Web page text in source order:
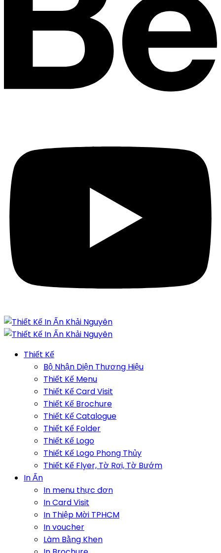
Thiết Kế
Bộ Nhận Diện Thương Hiệu
Thiết Kế Menu
Thiết Kế Card Visit
Thiết Kế Brochure
Thiết Kế Catalogue
Thiết Kế Folder
Thiết Kế Logo
Thiết Kế Logo Phong Thủy
Thiết Kế Flyer, Tờ Rơi, Tờ Bướm
In Ấn
In menu thực đơn
In Card Visit
In Thiệp Mời TPHCM
In voucher
Làm Bằng Khen